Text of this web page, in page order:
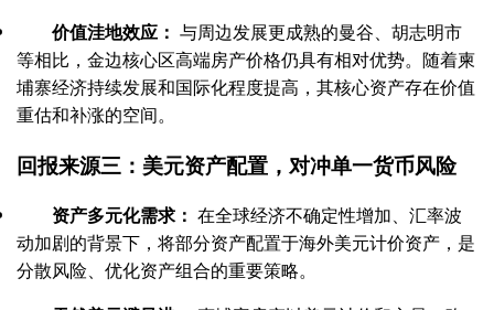
价值洼地效应： 与周边发展更成熟的曼谷、胡志明市
等相比，金边核心区高端房产价格仍具有相对优势。随着柬
埔寨经济持续发展和国际化程度提高，其核心资产存在价值
重估和补涨的空间。
回报来源三：美元资产配置，对冲单一货币风险
资产多元化需求： 在全球经济不确定性增加、汇率波
动加剧的背景下，将部分资产配置于海外美元计价资产，是
分散风险、优化资产组合的重要策略。